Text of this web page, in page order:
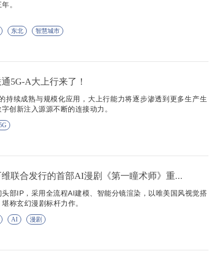
。
东北 智慧城市
5G-A大上行来了！
持续成熟与规模化应用，大上行能力将逐步渗透到更多生产生
创新注入源源不断的连接动力。
联合发行的首部AI漫剧《第一瞳术师》重...
部IP，采用全流程AI建模、智能分镜渲染，以唯美国风视觉搭
称玄幻漫剧标杆力作。
AI 漫剧